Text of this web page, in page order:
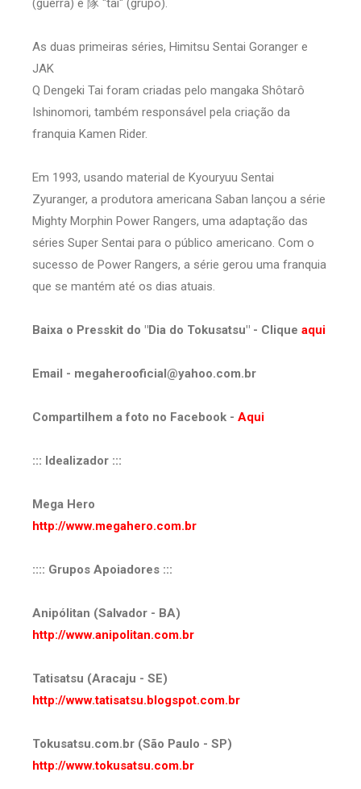
(guerra) e 隊 "tai" (grupo).
As duas primeiras séries, Himitsu Sentai Goranger e
JAK
Q Dengeki Tai foram criadas pelo mangaka Shôtarô
Ishinomori, também responsável pela criação da
franquia Kamen Rider.
Em 1993, usando material de Kyouryuu Sentai
Zyuranger, a produtora americana Saban lançou a série
Mighty Morphin Power Rangers, uma adaptação das
séries Super Sentai para o público americano. Com o
sucesso de Power Rangers, a série gerou uma franquia
que se mantém até os dias atuais.
Baixa o Presskit do "Dia do Tokusatsu" - Clique aqui
Email - megaherooficial@yahoo.com.br
Compartilhem a foto no Facebook - Aqui
::: Idealizador :::
Mega Hero
http://www.megahero.com.br
:::: Grupos Apoiadores :::
Anipólitan (Salvador - BA)
http://www.anipolitan.com.br
Tatisatsu (Aracaju - SE)
http://www.tatisatsu.blogspot.com.br
Tokusatsu.com.br (São Paulo - SP)
http://www.tokusatsu.com.br